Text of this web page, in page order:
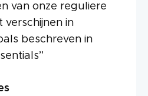
van onze reguliere
verschijnen in
beschreven in